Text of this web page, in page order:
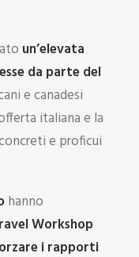
un’elevata
da parte del
e canadesi
italiana e la
e proficui
hanno
Workshop
i rapporti